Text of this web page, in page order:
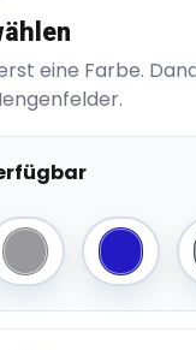
eine Farbe.
Heather GreyCobalt